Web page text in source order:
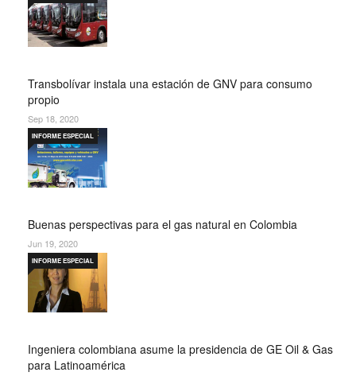
Transbolívar instala una estación de GNV para consumo
propio
Sep 18, 2020
Buenas perspectivas para el gas natural en Colombia
INFORME ESPECIAL
Jun 19, 2020
Ingeniera colombiana asume la presidencia de GE Oil & Gas
para Latinoamérica
INFORME ESPECIAL